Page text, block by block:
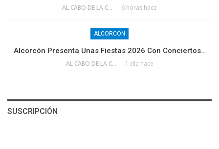
AL CABO DE LA CALLE 6 horas hace
ALCORCÓN
Alcorcón Presenta Unas Fiestas 2026 Con Conciertos…
AL CABO DE LA CALLE 1 día hace
SUSCRIPCIÓN